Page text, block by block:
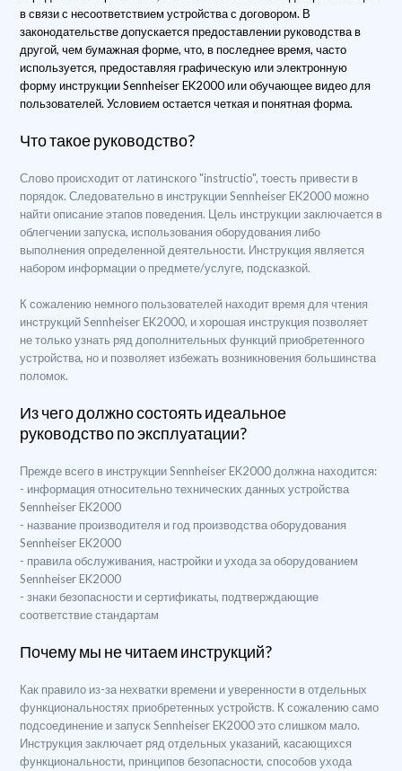
в связи с несоответствием устройства с договором. В
законодательстве допускается предоставлении руководства в
другой, чем бумажная форме, что, в последнее время, часто
используется, предоставляя графическую или электронную
форму инструкции Sennheiser EK2000 или обучающее видео для
пользователей. Условием остается четкая и понятная форма.
Что такое руководство?
Слово происходит от латинского "instructio", тоесть привести в
порядок. Следовательно в инструкции Sennheiser EK2000 можно
найти описание этапов поведения. Цель инструкции заключается в
облегчении запуска, использования оборудования либо
выполнения определенной деятельности. Инструкция является
набором информации о предмете/услуге, подсказкой.
К сожалению немного пользователей находит время для чтения
инструкций Sennheiser EK2000, и хорошая инструкция позволяет
не только узнать ряд дополнительных функций приобретенного
устройства, но и позволяет избежать возникновения большинства
поломок.
Из чего должно состоять идеальное
руководство по эксплуатации?
Прежде всего в инструкции Sennheiser EK2000 должна находится:
- информация относительно технических данных устройства
Sennheiser EK2000
- название производителя и год производства оборудования
Sennheiser EK2000
- правила обслуживания, настройки и ухода за оборудованием
Sennheiser EK2000
- знаки безопасности и сертификаты, подтверждающие
соответствие стандартам
Почему мы не читаем инструкций?
Как правило из-за нехватки времени и уверенности в отдельных
функциональностях приобретенных устройств. К сожалению само
подсоединение и запуск Sennheiser EK2000 это слишком мало.
Инструкция заключает ряд отдельных указаний, касающихся
функциональности, принципов безопасности, способов ухода